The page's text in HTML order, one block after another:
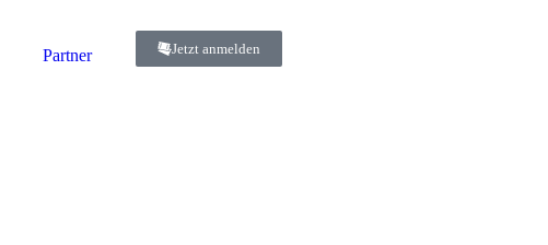
Partner Jetzt anmelden